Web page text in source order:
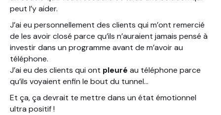
peut l’y aider.
J’ai eu personnellement des clients qui m’ont remercié
de les avoir closé parce qu’ils n’auraient jamais pensé à
investir dans un programme avant de m’avoir au
téléphone.
J’ai eu des clients qui ont pleuré au téléphone parce
qu’ils voyaient enfin le bout du tunnel…
Et ça, ça devrait te mettre dans un état émotionnel
ultra positif !